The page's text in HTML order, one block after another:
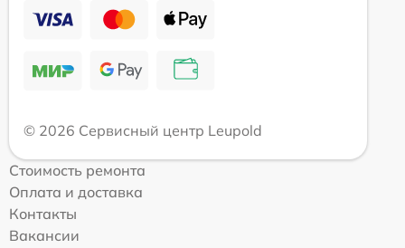
© 2026 Сервисный центр Leupold
Стоимость ремонта
Оплата и доставка
Контакты
Вакансии